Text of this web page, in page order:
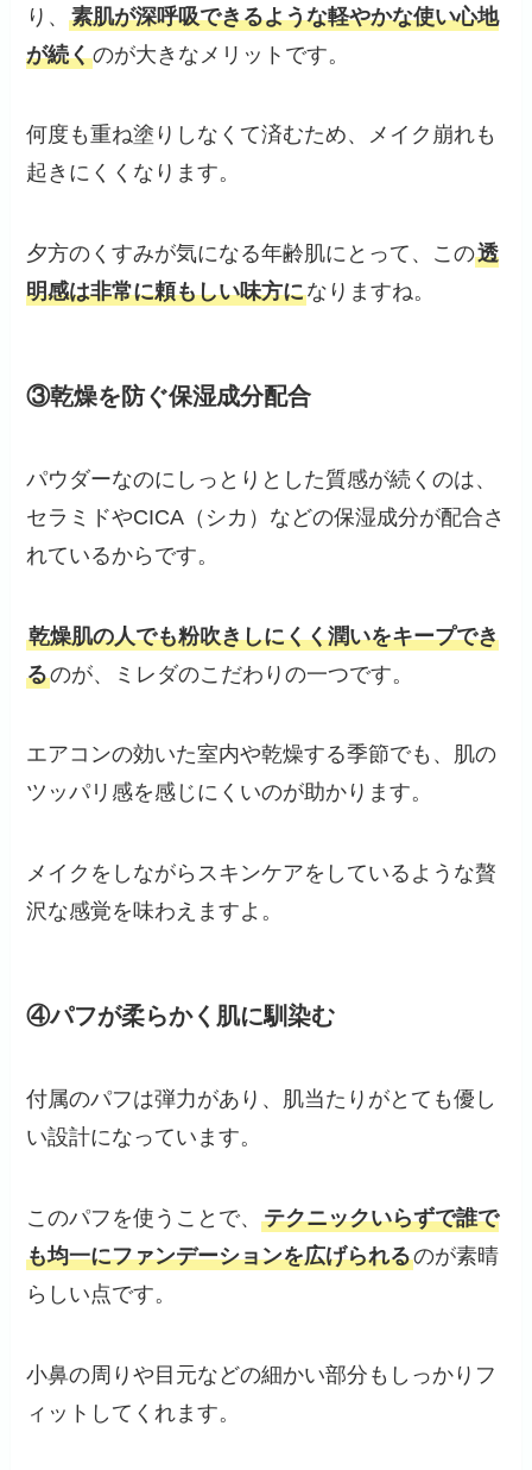
り、素肌が深呼吸できるような軽やかな使い心地
が続くのが大きなメリットです。
何度も重ね塗りしなくて済むため、メイク崩れも
起きにくくなります。
夕方のくすみが気になる年齢肌にとって、この透
明感は非常に頼もしい味方になりますね。
③乾燥を防ぐ保湿成分配合
パウダーなのにしっとりとした質感が続くのは、
セラミドやCICA（シカ）などの保湿成分が配合さ
れているからです。
乾燥肌の人でも粉吹きしにくく潤いをキープでき
るのが、ミレダのこだわりの一つです。
エアコンの効いた室内や乾燥する季節でも、肌の
ツッパリ感を感じにくいのが助かります。
メイクをしながらスキンケアをしているような贅
沢な感覚を味わえますよ。
④パフが柔らかく肌に馴染む
付属のパフは弾力があり、肌当たりがとても優し
い設計になっています。
このパフを使うことで、テクニックいらずで誰で
も均一にファンデーションを広げられるのが素晴
らしい点です。
小鼻の周りや目元などの細かい部分もしっかりフ
ィットしてくれます。